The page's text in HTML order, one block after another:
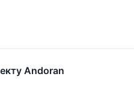
Andoran